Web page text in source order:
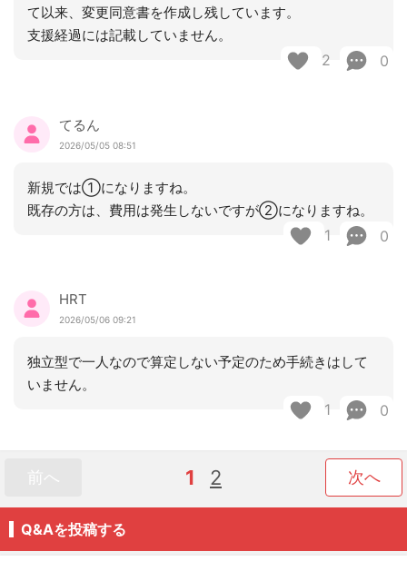
て以来、変更同意書を作成し残しています。
支援経過には記載していません。
2 0
てるん
2026/05/05 08:51
新規では①になりますね。
既存の方は、費用は発生しないですが②になりますね。
1 0
HRT
2026/05/06 09:21
独立型で一人なので算定しない予定のため手続きはして
いません。
1 0
前へ 1 2 次へ
Q&Aを投稿する